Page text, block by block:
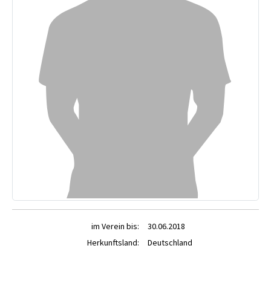
im Verein bis:
30.06.2018
Herkunftsland:
Deutschland